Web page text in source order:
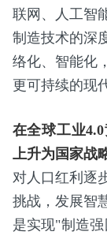
联网、人工智
制造技术的深
络化、智能化
更可持续的现
在全球工业
上升为国家战
对人口红利逐
挑战，发展智
是实现"制造